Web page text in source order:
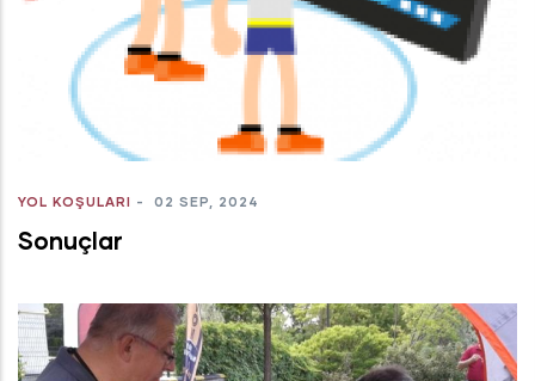
YOL KOŞULARI - 02 SEP, 2024
Sonuçlar